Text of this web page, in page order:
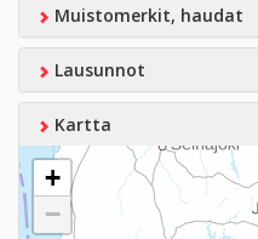
Muistomerkit, haudat
Lausunnot
Kartta
+
−